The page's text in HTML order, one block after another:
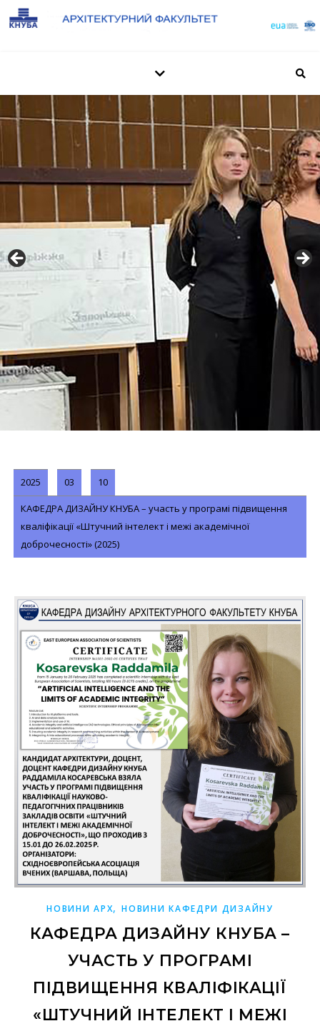
2025 03 10
КАФЕДРА ДИЗАЙНУ КНУБА – участь у програмі підвищення
кваліфікації «Штучний інтелект і межі академічної
доброчесності» (2025)
НОВИНИ АРХ,НОВИНИ КАФЕДРИ ДИЗАЙНУ
КАФЕДРА ДИЗАЙНУ КНУБА –
УЧАСТЬ У ПРОГРАМІ
ПІДВИЩЕННЯ КВАЛІФІКАЦІЇ
«ШТУЧНИЙ ІНТЕЛЕКТ І МЕЖІ